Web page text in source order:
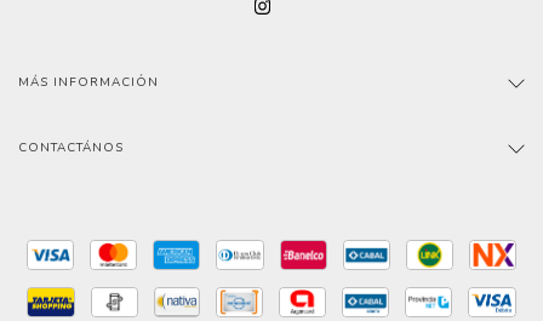
MÁS INFORMACIÓN
CONTACTÁNOS